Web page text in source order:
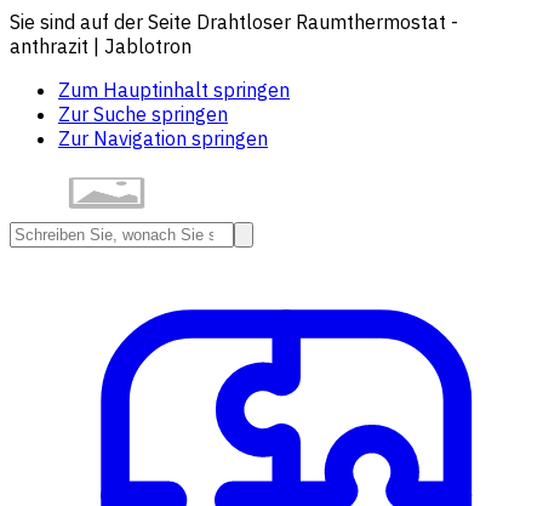
Sie sind auf der Seite Drahtloser Raumthermostat -
anthrazit | Jablotron
Zum Hauptinhalt springen
Zur Suche springen
Zur Navigation springen